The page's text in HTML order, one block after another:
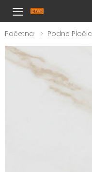
Toggle
Početna Podne